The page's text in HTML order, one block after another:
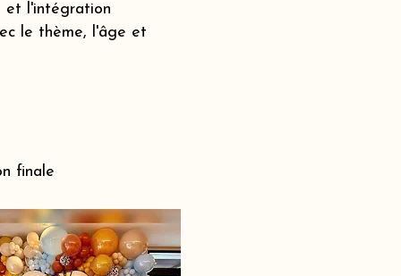
et l'intégration
le thème, l'âge et
finale